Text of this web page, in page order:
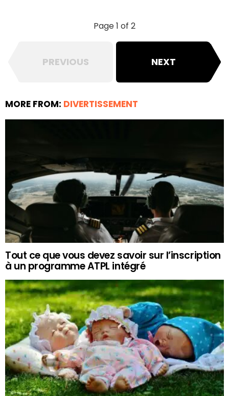
Page 1 of 2
PREVIOUS NEXT
MORE FROM: DIVERTISSEMENT
Tout ce que vous devez savoir sur l’inscription
à un programme ATPL intégré